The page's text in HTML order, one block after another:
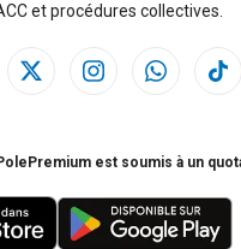
et procédures collectives.
est soumis à un